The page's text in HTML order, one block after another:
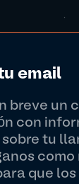
email
breve un
con
tu
como
que